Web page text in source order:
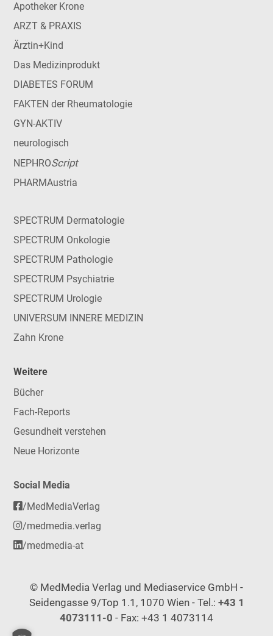
Apotheker Krone
ARZT & PRAXIS
Ärztin+Kind
Das Medizinprodukt
DIABETES FORUM
FAKTEN der Rheumatologie
GYN-AKTIV
neurologisch
NEPHROScript
PHARMAustria
SPECTRUM Dermatologie
SPECTRUM Onkologie
SPECTRUM Pathologie
SPECTRUM Psychiatrie
SPECTRUM Urologie
UNIVERSUM INNERE MEDIZIN
Zahn Krone
Weitere
Bücher
Fach-Reports
Gesundheit verstehen
Neue Horizonte
Social Media
/MedMediaVerlag
/medmedia.verlag
/medmedia-at
© MedMedia Verlag und Mediaservice GmbH -
Seidengasse 9/Top 1.1, 1070 Wien - Tel.: +43 1
4073111-0 - Fax: +43 1 4073114